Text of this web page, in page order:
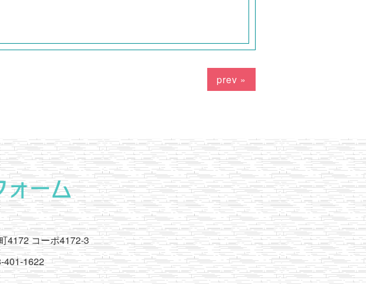
prev »
4172 コーポ4172-3
401-1622